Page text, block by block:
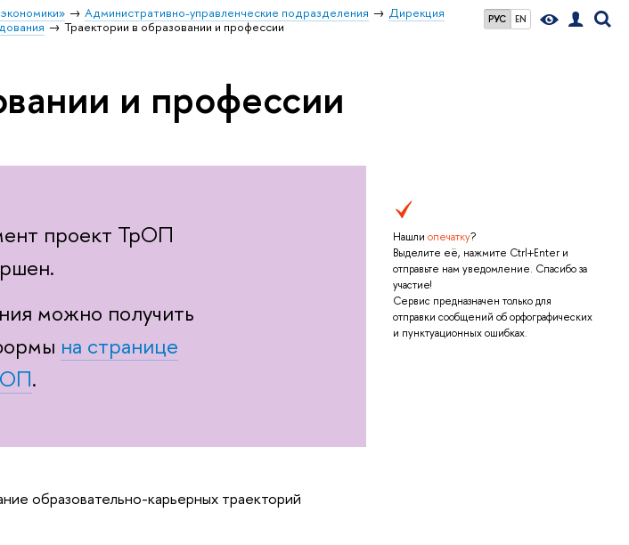
РУС EN
Административно-управленческие подразделения
Дирекция
Траектории в образовании и профессии
и профессии
Нашли опечатку?
Выделите её, нажмите Ctrl+Enter и
отправьте нам уведомление. Спасибо за
участие!
Сервис предназначен только для
отправки сообщений об орфографических
и пунктуационных ошибках.
проект ТрОП
можно получить
на странице
.
образовательно-карьерных траекторий